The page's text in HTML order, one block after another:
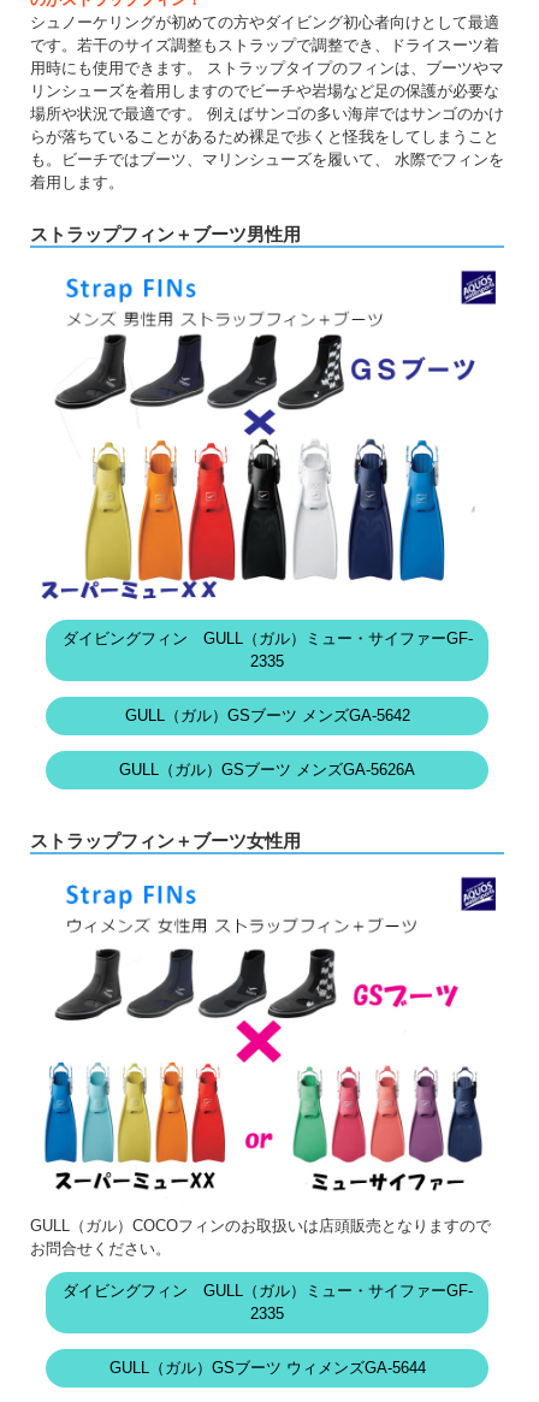
シュノーケリングが初めての方やダイビング初心者向けとして最適
です。若干のサイズ調整もストラップで調整でき、ドライスーツ着
用時にも使用できます。 ストラップタイプのフィンは、ブーツやマ
リンシューズを着用しますのでビーチや岩場など足の保護が必要な
場所や状況で最適です。 例えばサンゴの多い海岸ではサンゴのかけ
らが落ちていることがあるため裸足で歩くと怪我をしてしまうこと
も。ビーチではブーツ、マリンシューズを履いて、 水際でフィンを
着用します。
ストラップフィン＋ブーツ男性用
ダイビングフィン GULL（ガル）ミュー・サイファーGF-
2335
GULL（ガル）GSブーツ メンズGA-5642
GULL（ガル）GSブーツ メンズGA-5626A
ストラップフィン＋ブーツ女性用
GULL（ガル）COCOフィンのお取扱いは店頭販売となりますので
お問合せください。
ダイビングフィン GULL（ガル）ミュー・サイファーGF-
2335
GULL（ガル）GSブーツ ウィメンズGA-5644